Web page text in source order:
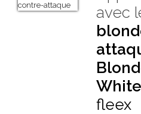
avec
fleex